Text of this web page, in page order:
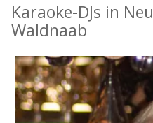
Karaoke-DJs in
Waldnaab